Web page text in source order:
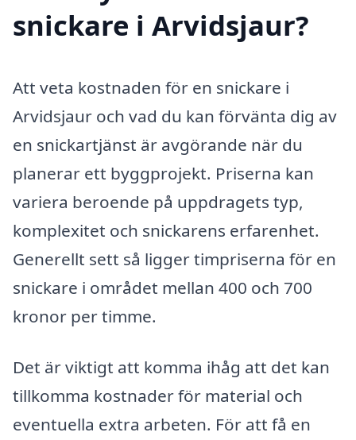
snickare i Arvidsjaur?
Att veta kostnaden för en snickare i
Arvidsjaur och vad du kan förvänta dig av
en snickartjänst är avgörande när du
planerar ett byggprojekt. Priserna kan
variera beroende på uppdragets typ,
komplexitet och snickarens erfarenhet.
Generellt sett så ligger timpriserna för en
snickare i området mellan 400 och 700
kronor per timme.
Det är viktigt att komma ihåg att det kan
tillkomma kostnader för material och
eventuella extra arbeten. För att få en